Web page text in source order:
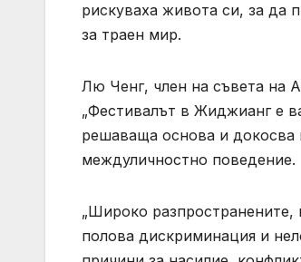
рискуваха живота си, за да
за траен мир.
Лю Ченг, член на съвета на
„Фестивалът в Жиджианг е
решаваща основа и
междуличностно поведение.
„Широко разпространените,
полова дискриминация и